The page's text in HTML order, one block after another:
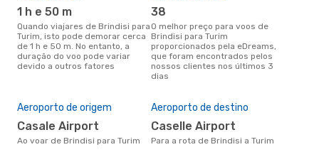
1 h e 50 m
Quando viajares de Brindisi para
Turim, isto pode demorar cerca
de 1 h e 50 m. No entanto, a
duração do voo pode variar
devido a outros fatores
38
O melhor preço para voos de
Brindisi para Turim
proporcionados pela eDreams,
que foram encontrados pelos
nossos clientes nos últimos 3
dias
Aeroporto de origem
Casale Airport
Ao voar de Brindisi para Turim
Aeroporto de destino
Caselle Airport
Para a rota de Brindisi a Turim